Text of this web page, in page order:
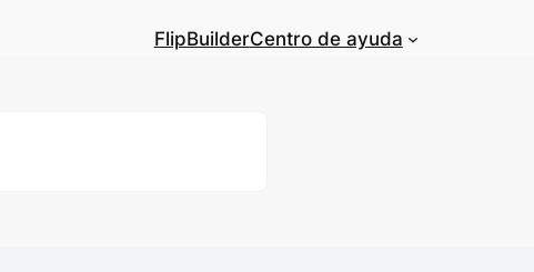
FlipBuilderCentro de ayuda